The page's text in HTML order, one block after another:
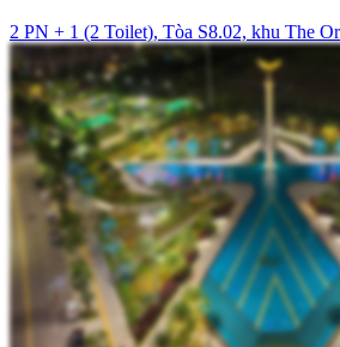
2 PN + 1 (2 Toilet), Tòa S8.02, khu The